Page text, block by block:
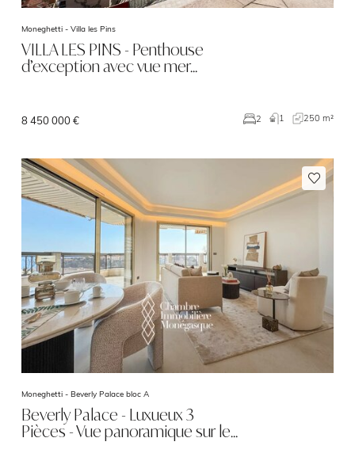
Moneghetti - Villa les Pins
VILLA LES PINS - Penthouse
d’exception avec vue mer…
8 450 000 € 2 1 250 m²
Moneghetti - Beverly Palace bloc A
Beverly Palace - Luxueux 3
Pièces - Vue panoramique sur le…